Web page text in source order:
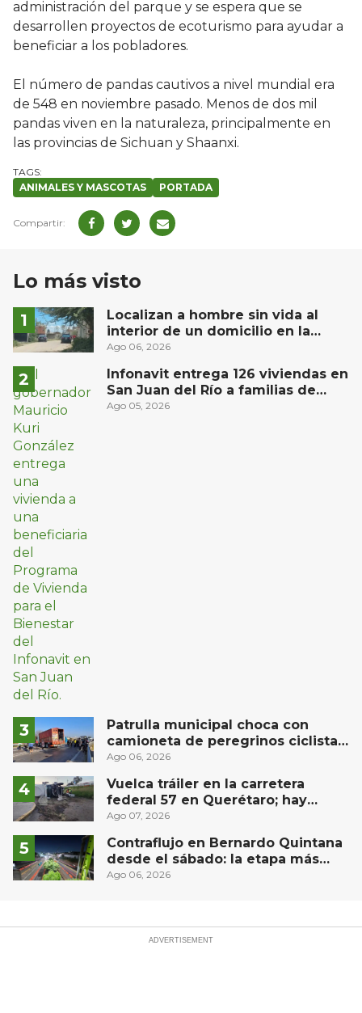
administración del parque y se espera que se
desarrollen proyectos de ecoturismo para ayudar a
beneficiar a los pobladores.
El número de pandas cautivos a nivel mundial era
de 548 en noviembre pasado. Menos de dos mil
pandas viven en la naturaleza, principalmente en
las provincias de Sichuan y Shaanxi.
ANIMALES Y MASCOTAS PORTADA
Lo más visto
Localizan a hombre sin vida al
interior de un domicilio en la
comunidad El Rodeo, San Juan del
Ago 06, 2026
Infonavit entrega 126 viviendas en
San Juan del Río a familias de
bajos ingresos
Ago 05, 2026
Patrulla municipal choca con
camioneta de peregrinos ciclistas
en la autopista México-Querétaro
Ago 06, 2026
Vuelca tráiler en la carretera
federal 57 en Querétaro; hay
derrame de combustible
Ago 07, 2026
Contraflujo en Bernardo Quintana
desde el sábado: la etapa más
compleja del operativo vial
Ago 06, 2026